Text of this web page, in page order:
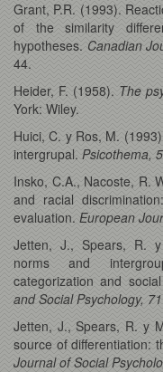
Grant, P.R. (1993).
of the similarity
hypotheses. Canadian
44.
Heider, F. (1958). The
York: Wiley.
Huici, C. y Ros, M.
intergrupal. Psicothema, 5
Insko, C.A., Nacoste, R.
and racial
evaluation. European
Jetten, J., Spears, R.
norms and
categorization and
and Social Psychology, 71
Jetten, J., Spears, R. y
source of differentiation:
Journal of Social